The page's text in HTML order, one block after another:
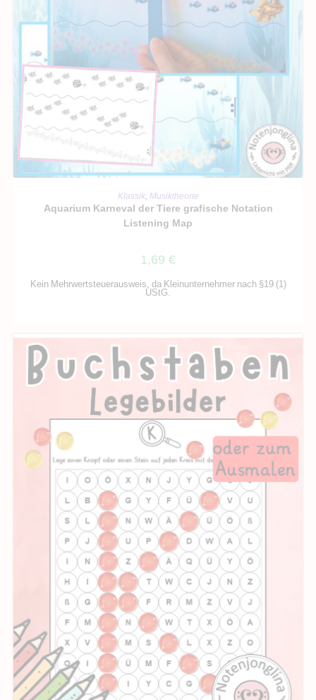
IN DEN WARENKORB
Klassik, Musiktheorie
Aquarium Karneval der Tiere grafische Notation
Listening Map
1,69 €
Kein Mehrwertsteuerausweis, da Kleinunternehmer nach §19 (1)
UStG.